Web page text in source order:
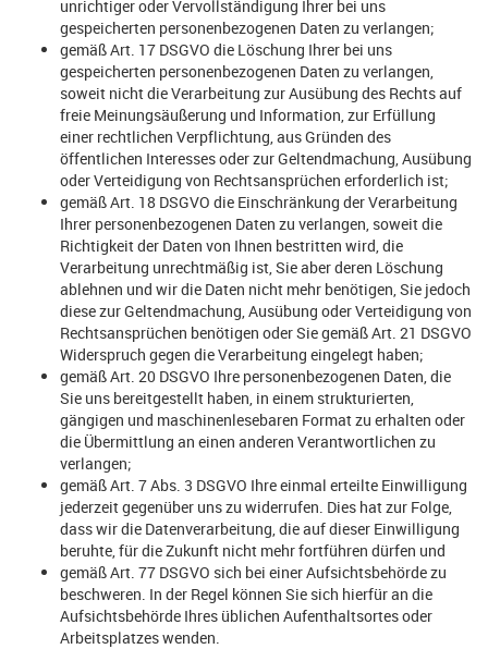
unrichtiger oder Vervollständigung Ihrer bei uns
gespeicherten personenbezogenen Daten zu verlangen;
gemäß Art. 17 DSGVO die Löschung Ihrer bei uns
gespeicherten personenbezogenen Daten zu verlangen,
soweit nicht die Verarbeitung zur Ausübung des Rechts auf
freie Meinungsäußerung und Information, zur Erfüllung
einer rechtlichen Verpflichtung, aus Gründen des
öffentlichen Interesses oder zur Geltendmachung, Ausübung
oder Verteidigung von Rechtsansprüchen erforderlich ist;
gemäß Art. 18 DSGVO die Einschränkung der Verarbeitung
Ihrer personenbezogenen Daten zu verlangen, soweit die
Richtigkeit der Daten von Ihnen bestritten wird, die
Verarbeitung unrechtmäßig ist, Sie aber deren Löschung
ablehnen und wir die Daten nicht mehr benötigen, Sie jedoch
diese zur Geltendmachung, Ausübung oder Verteidigung von
Rechtsansprüchen benötigen oder Sie gemäß Art. 21 DSGVO
Widerspruch gegen die Verarbeitung eingelegt haben;
gemäß Art. 20 DSGVO Ihre personenbezogenen Daten, die
Sie uns bereitgestellt haben, in einem strukturierten,
gängigen und maschinenlesebaren Format zu erhalten oder
die Übermittlung an einen anderen Verantwortlichen zu
verlangen;
gemäß Art. 7 Abs. 3 DSGVO Ihre einmal erteilte Einwilligung
jederzeit gegenüber uns zu widerrufen. Dies hat zur Folge,
dass wir die Datenverarbeitung, die auf dieser Einwilligung
beruhte, für die Zukunft nicht mehr fortführen dürfen und
gemäß Art. 77 DSGVO sich bei einer Aufsichtsbehörde zu
beschweren. In der Regel können Sie sich hierfür an die
Aufsichtsbehörde Ihres üblichen Aufenthaltsortes oder
Arbeitsplatzes wenden.